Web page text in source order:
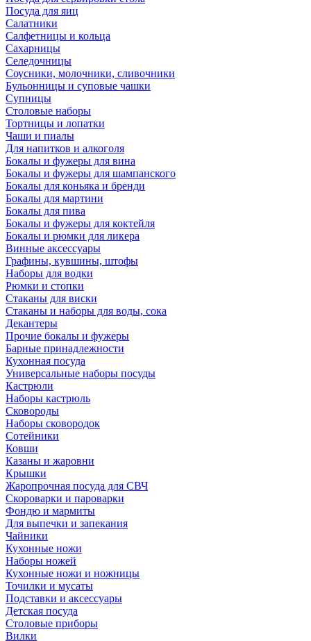
Посуда для яиц
Салатники
Салфетницы и кольца
Сахарницы
Селедочницы
Соусники, молочники, сливочники
Бульонницы и суповые чашки
Супницы
Столовые наборы
Тортницы и лопатки
Чаши и пиалы
Для напитков и алкоголя
Бокалы и фужеры для вина
Бокалы и фужеры для шампанского
Бокалы для коньяка и бренди
Бокалы для мартини
Бокалы для пива
Бокалы и фужеры для коктейля
Бокалы и рюмки для ликера
Винные аксессуары
Графины, кувшины, штофы
Наборы для водки
Рюмки и стопки
Стаканы для виски
Стаканы и наборы для воды, сока
Декантеры
Прочие бокалы и фужеры
Барные принадлежности
Кухонная посуда
Универсальные наборы посуды
Кастрюли
Наборы кастрюль
Сковороды
Наборы сковородок
Сотейники
Ковши
Казаны и жаровни
Крышки
Жаропрочная посуда для СВЧ
Скороварки и пароварки
Фондю и мармиты
Для выпечки и запекания
Чайники
Кухонные ножи
Наборы ножей
Кухонные ножи и ножницы
Точилки и мусаты
Подставки и аксессуары
Детская посуда
Столовые приборы
Вилки